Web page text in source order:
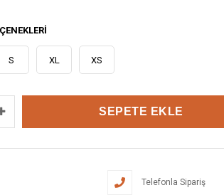
S XL XS
Telefonla Sipariş